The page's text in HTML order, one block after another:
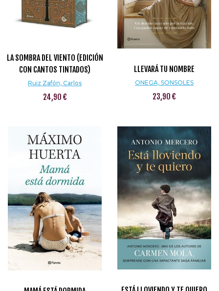
LA SOMBRA DEL VIENTO (EDICIÓN
CON CANTOS TINTADOS)
Ruiz Zafón, Carlos
24,90 €
LLEVARÁ TU NOMBRE
ONEGA, SONSOLES
23,90 €